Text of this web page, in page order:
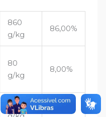
860
g/kg
86,00%
80
g/kg
8,00%
25
2,50%